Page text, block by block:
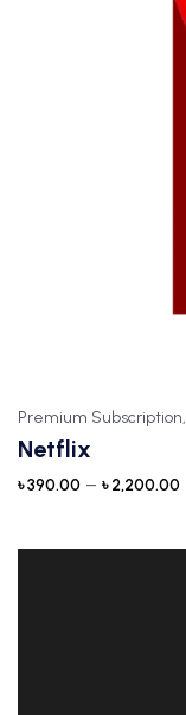
Premium Subscription,
Netflix
৳390.00 – ৳2,200.00